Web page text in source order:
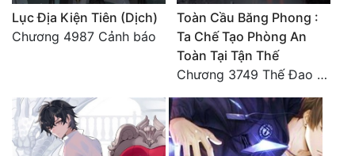
Lục Địa Kiện Tiên (Dịch)
Chương 4987 Cảnh báo
Toàn Cầu Băng Phong :
Ta Chế Tạo Phòng An
Toàn Tại Tận Thế
Chương 3749 Thế Đao xuất kích